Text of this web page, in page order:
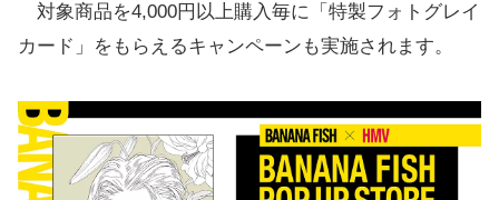
対象商品を4,000円以上購入毎に「特製フォトグレイ
カード」をもらえるキャンペーンも実施されます。